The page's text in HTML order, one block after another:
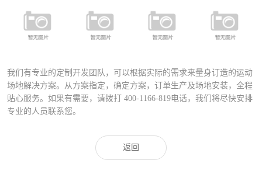
FZQM-5.7.11
足球门
FT-024 推水器
FC-079 铝合金
茶几
FDZ-016 单打
支撑杆
我们有专业的定制开发团队，可以根据实际的需求来量身订造的运动
场地解决方案。从方案指定，确定方案，订单生产及场地安装，全程
贴心服务。如果有需要，请拨打 400-1166-819电话，我们将尽快安排
专业的人员联系您。
返回